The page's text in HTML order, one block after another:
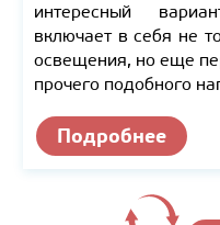
интересный
включает в себя не
освещения, но еще
прочего подобного
Подробнее